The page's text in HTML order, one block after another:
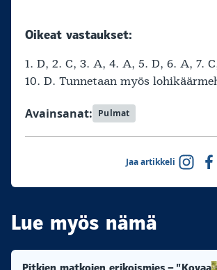
Oikeat vastaukset:
1. D, 2. C, 3. A, 4. A, 5. D, 6. A, 7.
10. D. Tunnetaan myös
Avainsanat: Pulmat
Jaa artikkeli
Lue myös nämä